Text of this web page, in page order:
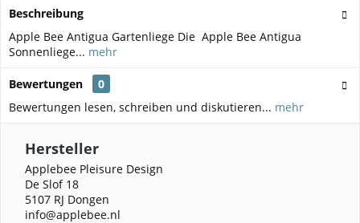
Beschreibung
Apple Bee Antigua Gartenliege Die Apple Bee Antigua
Sonnenliege... mehr
Bewertungen
0
Bewertungen lesen, schreiben und diskutieren... mehr
Hersteller
Applebee Pleisure Design
De Slof 18
5107 RJ Dongen
info@applebee.nl